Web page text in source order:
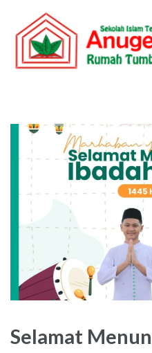
content
(Press
Selamat